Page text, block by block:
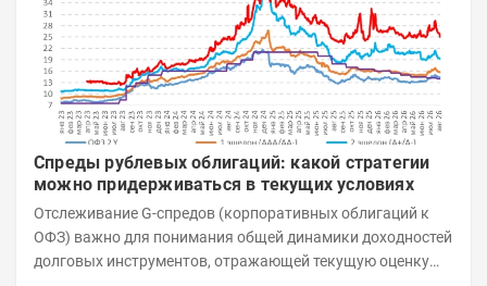
Спреды рублевых облигаций: какой стратегии
можно придерживаться в текущих условиях
Отслеживание G-спредов (корпоративных облигаций к
ОФЗ) важно для понимания общей динамики доходностей
долговых инструментов, отражающей текущую оценку